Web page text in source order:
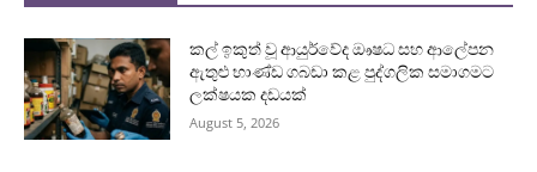
කල් ඉකුත් වූ ආයුර්වේද ඖෂධ සහ ආලේපන
ඇතුළු භාණ්ඩ ගබඩා කළ පුද්ගලික සමාගමට
ලක්ෂයක දඩයක්
August 5, 2026